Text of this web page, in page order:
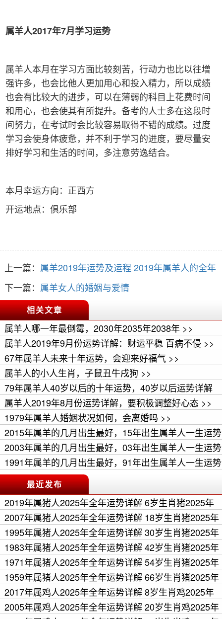
属羊人2017年7月学习运势
属羊人本月在学习方面比较刻苦，行动力也比以往增
强许多，也会比他人更加用心和投入精力，所以成绩
也会有比较大的进步，可以在薄弱的科目上花费时间
和用心，也会使其有所提升。备考的人士多在这段时
间努力，在考试时会比较容易取得不错的成绩。过度
学习会使身体疲惫，并不利于学习的进度，要尽量安
排好学习和生活的时间，多注意劳逸结合。
本月幸运方向：正西方
开运地点：俱乐部
上一篇： 属羊2019年运势及运程 2019年属羊人的全年
运势
下一篇： 属羊女人的婚姻与爱情
相关文章
属羊人哪一年最倒霉，2030年2035年2038年 >>
属羊人2019年9月份运势详解：财运平稳 百病不侵 >>
67年属羊人未来十年运势，会迎来好福气 >>
属羊人的小人生肖，子鼠丑牛戌狗 >>
79年属羊人40岁以后的十年运势，40岁以后运势详解
>>
属羊人2019年8月份运势详解，要积极调整好心态 >>
1979年属羊人婚姻状况如何，会离婚吗 >>
2015年属羊的几月出生最好，15年出生属羊人一生运势
如何 >>
2003年属羊的几月出生最好，03年出生属羊人一生运势
如何 >>
1991年属羊的几月出生最好，91年出生属羊人一生运势
如何 >>
最近发布
2019年属猪人2025年全年运势详解 6岁生肖猪2025年
每月运程 >>
2007年属猪人2025年全年运势详解 18岁生肖猪2025年
每月运程 >>
1995年属猪人2025年全年运势详解 30岁生肖猪2025年
每月运程 >>
1983年属猪人2025年全年运势详解 42岁生肖猪2025年
每月运程 >>
1971年属猪人2025年全年运势详解 54岁生肖猪2025年
每月运程 >>
1959年属猪人2025年全年运势详解 66岁生肖猪2025年
每月运程 >>
2017年属鸡人2025年全年运势详解 8岁生肖鸡2025年
每月运程 >>
2005年属鸡人2025年全年运势详解 20岁生肖鸡2025年